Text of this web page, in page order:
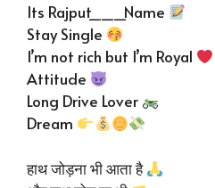
Its Rajput___Name
Stay Single
I’m not rich but I’m Royal
Attitude
Long Drive Lover
Dream
हाथ जोड़ना भी आता है